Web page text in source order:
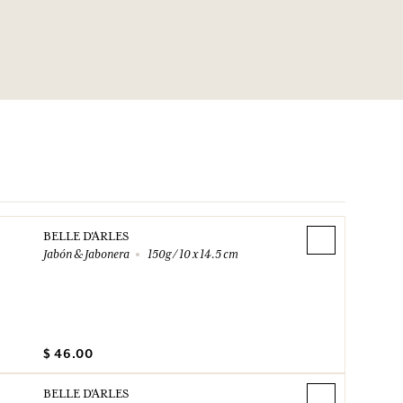
BELLE D'ARLES
Jabón & Jabonera
150g / 10 x 14.5 cm
$ 46.00
BELLE D'ARLES